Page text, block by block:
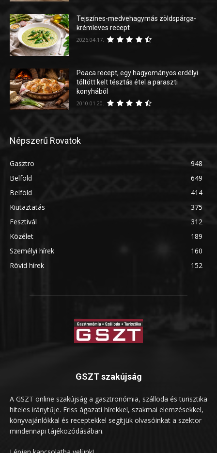
Tejszínes-medvehagymás zöldspárga-
krémleves recept
2026.04.17.
Poaca recept, egy hagyományos erdélyi
töltött kelt tésztás étel a paraszti
konyhából
2010.01.20.
Népszerű Rovatok
Gasztro
948
Belföld
649
Belföld
414
Kiutaztatás
375
Fesztivál
312
Közélet
189
Személyi hírek
160
Rövid hírek
152
GSZT szakújság
A GSZT online szakújság a gasztronómia, szálloda és turisztika
hiteles iránytűje. Friss ágazati hírekkel, szakmai elemzésekkel,
könyvajánlókkal és receptekkel segítjük olvasóinkat a szektor
mindennapi tájékozódásában.